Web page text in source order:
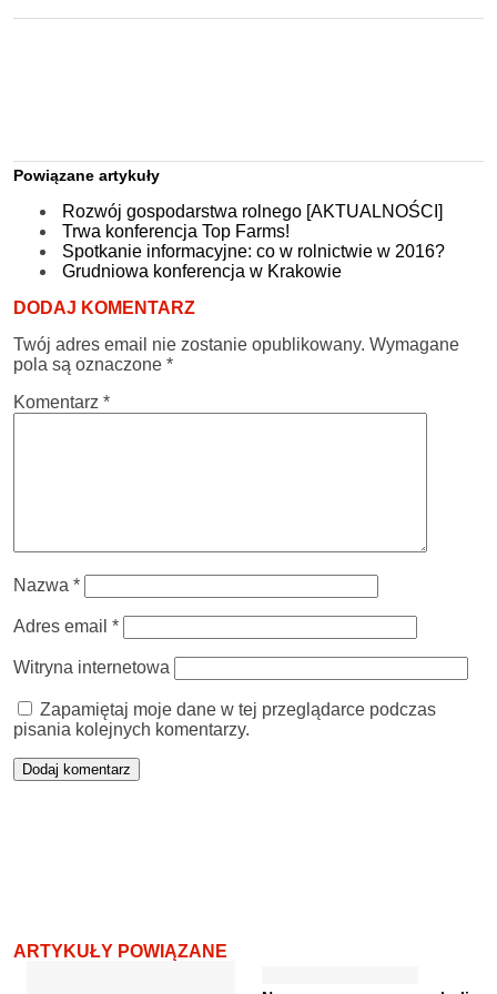
Powiązane artykuły
Rozwój gospodarstwa rolnego [AKTUALNOŚCI]
Trwa konferencja Top Farms!
Spotkanie informacyjne: co w rolnictwie w 2016?
Grudniowa konferencja w Krakowie
DODAJ KOMENTARZ
Twój adres email nie zostanie opublikowany. Wymagane
pola są oznaczone *
Komentarz *
Nazwa *
Adres email *
Witryna internetowa
Zapamiętaj moje dane w tej przeglądarce podczas
pisania kolejnych komentarzy.
ARTYKUŁY POWIĄZANE